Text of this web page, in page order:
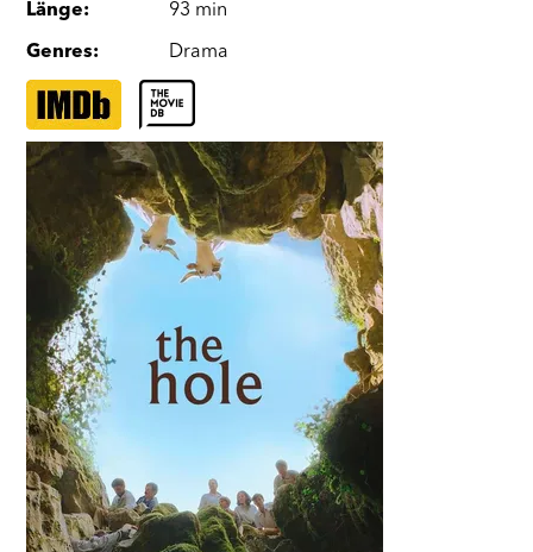
Länge: 93 min
Genres: Drama